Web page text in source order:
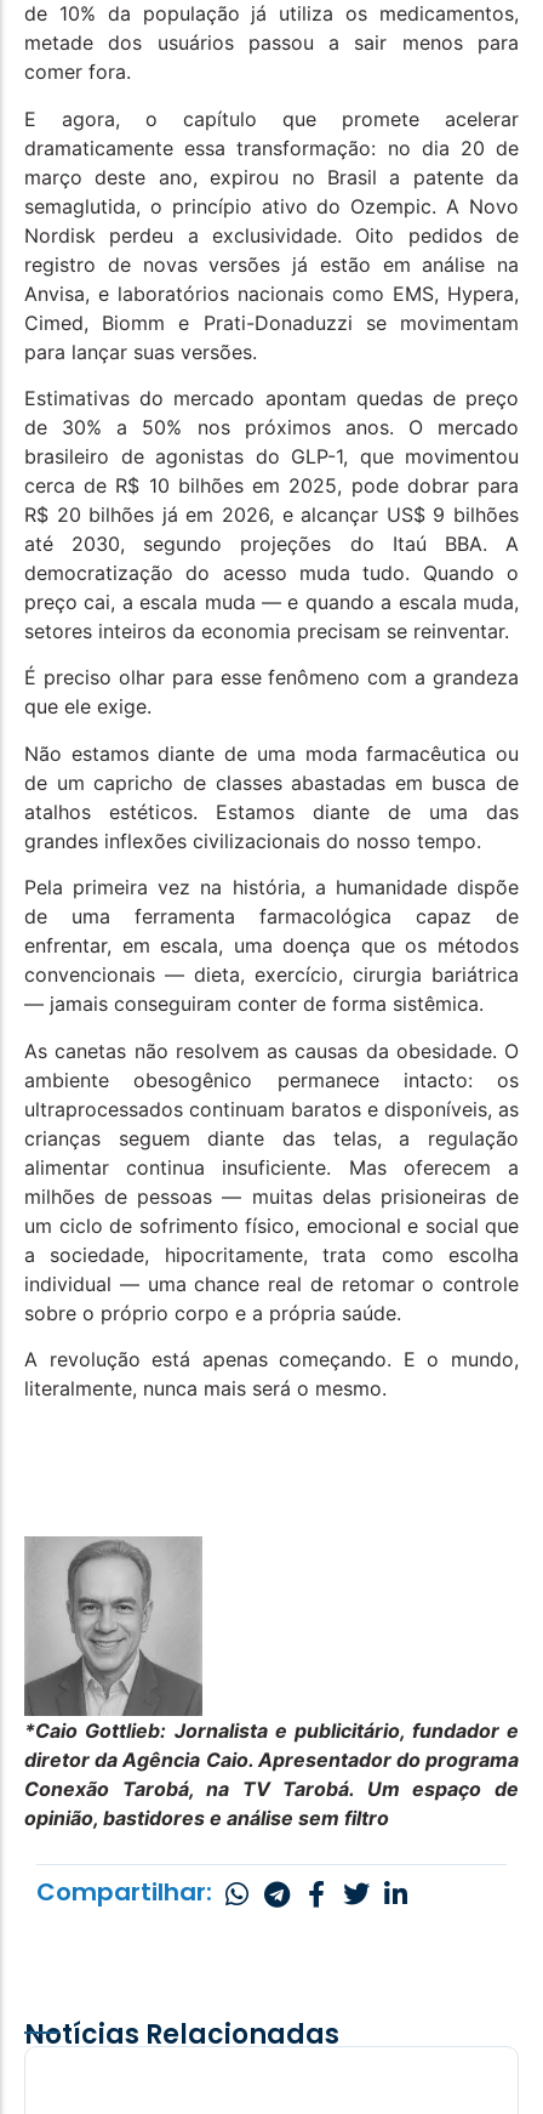
de 10% da população já utiliza os medicamentos,
metade dos usuários passou a sair menos para
comer fora.
E agora, o capítulo que promete acelerar
dramaticamente essa transformação: no dia 20 de
março deste ano, expirou no Brasil a patente da
semaglutida, o princípio ativo do Ozempic. A Novo
Nordisk perdeu a exclusividade. Oito pedidos de
registro de novas versões já estão em análise na
Anvisa, e laboratórios nacionais como EMS, Hypera,
Cimed, Biomm e Prati-Donaduzzi se movimentam
para lançar suas versões.
Estimativas do mercado apontam quedas de preço
de 30% a 50% nos próximos anos. O mercado
brasileiro de agonistas do GLP-1, que movimentou
cerca de R$ 10 bilhões em 2025, pode dobrar para
R$ 20 bilhões já em 2026, e alcançar US$ 9 bilhões
até 2030, segundo projeções do Itaú BBA. A
democratização do acesso muda tudo. Quando o
preço cai, a escala muda — e quando a escala muda,
setores inteiros da economia precisam se reinventar.
É preciso olhar para esse fenômeno com a grandeza
que ele exige.
Não estamos diante de uma moda farmacêutica ou
de um capricho de classes abastadas em busca de
atalhos estéticos. Estamos diante de uma das
grandes inflexões civilizacionais do nosso tempo.
Pela primeira vez na história, a humanidade dispõe
de uma ferramenta farmacológica capaz de
enfrentar, em escala, uma doença que os métodos
convencionais — dieta, exercício, cirurgia bariátrica
— jamais conseguiram conter de forma sistêmica.
As canetas não resolvem as causas da obesidade. O
ambiente obesogênico permanece intacto: os
ultraprocessados continuam baratos e disponíveis, as
crianças seguem diante das telas, a regulação
alimentar continua insuficiente. Mas oferecem a
milhões de pessoas — muitas delas prisioneiras de
um ciclo de sofrimento físico, emocional e social que
a sociedade, hipocritamente, trata como escolha
individual — uma chance real de retomar o controle
sobre o próprio corpo e a própria saúde.
A revolução está apenas começando. E o mundo,
literalmente, nunca mais será o mesmo.
*Caio Gottlieb: Jornalista e publicitário, fundador e
diretor da Agência Caio. Apresentador do programa
Conexão Tarobá, na TV Tarobá. Um espaço de
opinião, bastidores e análise sem filtro
Compartilhar:
Notícias Relacionadas